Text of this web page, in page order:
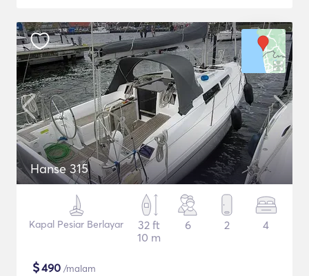
Hanse 315
Kapal Pesiar Berlayar
32 ft
10 m
6 2 4
$490 /malam